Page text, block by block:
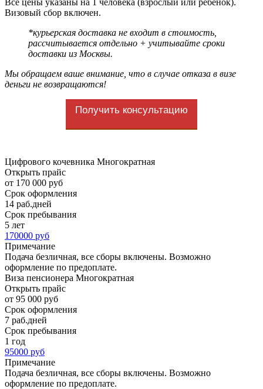
Визовый сбор включен.
*курьерская доставка не входит в стоимость,
рассчитывается отдельно + учитывайте сроки
доставки из Москвы.
Мы обращаем ваше внимание, что в случае отказа в визе
деньги не возвращаются!
Получить консультацию
Цифрового кочевника Многократная
Открыть прайс
от 170 000 руб
Срок оформления
14 раб.дней
Срок пребывания
5 лет
170000 руб
Примечание
Подача безличная, все сборы включены. Возможно
оформление по предоплате.
Виза пенсионера Многократная
Открыть прайс
от 95 000 руб
Срок оформления
7 раб.дней
Срок пребывания
1 год
95000 руб
Примечание
Подача безличная, все сборы включены. Возможно
оформление по предоплате.